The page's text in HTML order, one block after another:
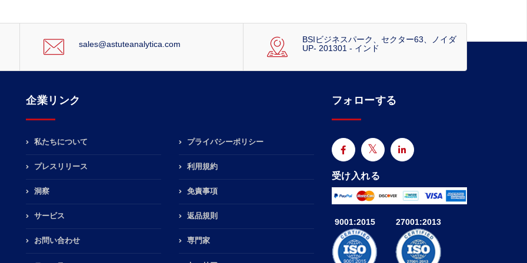
sales@astuteanalytica.com
BSIビジネスパーク、セクター63、ノイダ
UP- 201301 - インド
企業リンク
私たちについて
プレスリリース
洞察
サービス
お問い合わせ
プライバシーポリシー
利用規約
免責事項
返品規則
専門家
フォローする
受け入れる
9001:2015 27001:2013